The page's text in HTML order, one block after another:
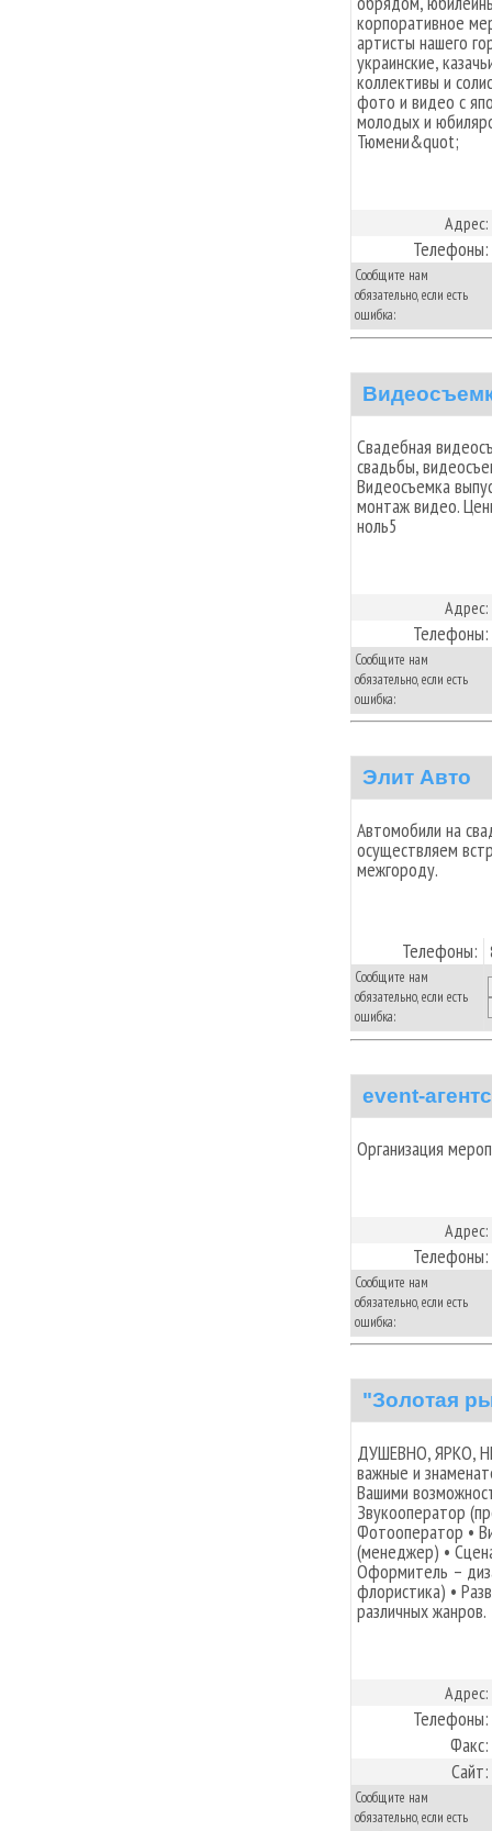
корпоративное
артисты нашего
украинские,
коллективы и
фото и видео с
молодых и
Тюмени&quot;
Адрес:
Телефоны:
Сообщите нам
обязательно, если есть
ошибка:
Свадебная
свадьбы,
Видеосъемка
монтаж видео.
ноль5
Адрес:
Телефоны:
Сообщите нам
обязательно, если есть
ошибка:
Элит Авто
Автомобили на
осуществляем
межгороду.
Телефоны:
Сообщите нам
обязательно, если есть
ошибка:
event-
Организация
Адрес:
Телефоны:
Сообщите нам
обязательно, если есть
ошибка:
"Золотая
ДУШЕВНО, ЯРКО,
важные и
Вашими
Звукооператор
Фотооператор •
(менеджер) •
Оформитель –
флористика) •
различных жанров.
Адрес:
Телефоны:
Факс:
Сайт:
Сообщите нам
обязательно, если есть